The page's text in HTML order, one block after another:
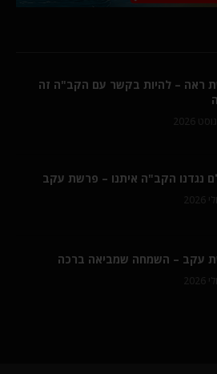
ראה – להיות בקשר עם הקב"ה זה
נגדנו הקב"ה איתנו – פרשת עקב
עקב – השמחה שמביאה ברכה